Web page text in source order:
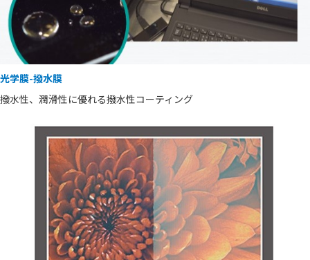
光学膜-撥水膜
撥水性、潤滑性に優れる撥水性コーティング